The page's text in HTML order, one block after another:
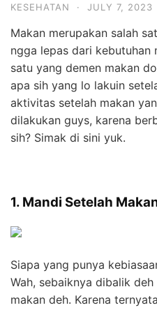
KESEHATAN · JULY 7, 2023
Makan merupakan salah
ngga lepas dari kebutuhan
satu yang demen makan
apa sih yang lo lakuin
aktivitas setelah makan
dilakukan guys, karena
sih? Simak di sini yuk.
1. Mandi Setelah
Siapa yang punya
Wah, sebaiknya dibalik
makan deh. Karena